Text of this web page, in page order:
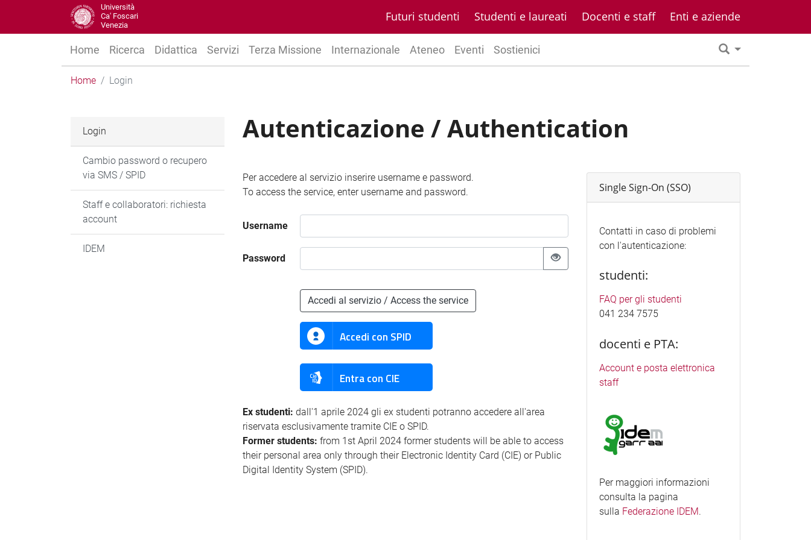
Università
Ca' Foscari
Venezia
Futuri studenti Studenti e laureati Docenti e staff Enti e aziende
Home Ricerca Didattica Servizi Terza Missione Internazionale Ateneo Eventi Sostienici
Home Login
Autenticazione / Authentication
Per accedere al servizio inserire username e password.
To access the service, enter username and password.
Username
Password
Accedi al servizio / Access the service
Accedi con SPID
Entra con CIE
Ex studenti: dall'1 aprile 2024 gli ex studenti potranno accedere all'area
riservata esclusivamente tramite CIE o SPID.
Former students: from 1st April 2024 former students will be able to access
their personal area only through their Electronic Identity Card (CIE) or Public
Digital Identity System (SPID).
Single Sign-On (SSO)
Contatti in caso di problemi
con l'autenticazione:
studenti:
FAQ per gli studenti
041 234 7575
docenti e PTA:
Account e posta elettronica
staff
Per maggiori informazioni
consulta la pagina
sulla Federazione IDEM.
Login
Cambio password o recupero
via SMS / SPID
Staff e collaboratori: richiesta
account
IDEM